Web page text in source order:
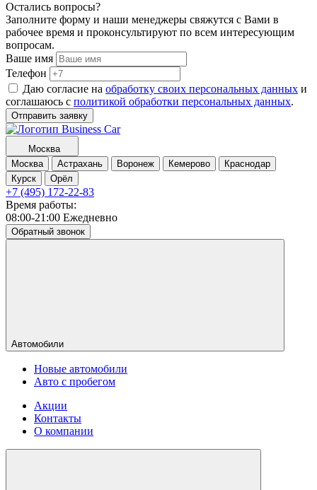
Остались вопросы?
Заполните форму и наши менеджеры свяжутся с Вами в
рабочее время и проконсультируют по всем интересующим
вопросам.
Ваше имя
Телефон
Даю согласие на обработку своих персональных данных и
соглашаюсь с политикой обработки персональных данных.
Отправить заявку
Москва
Москва
Астрахань Воронеж Кемерово
Краснодар
Курск
Орёл
+7 (495) 172-22-83
Время работы:
08:00-21:00 Ежедневно
Обратный звонок
Автомобили
Новые автомобили
Авто с пробегом
Акции
Контакты
О компании